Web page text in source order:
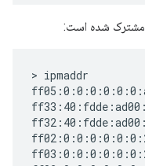
مشترک شده است:
> ipmaddr